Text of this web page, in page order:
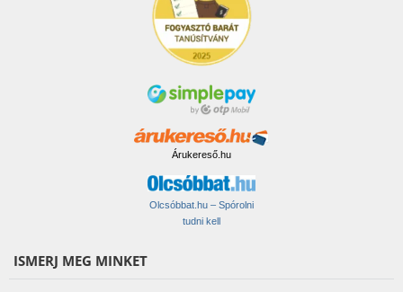
Árukereső.hu
Olcsóbbat.hu – Spórolni
tudni kell
ISMERJ MEG MINKET